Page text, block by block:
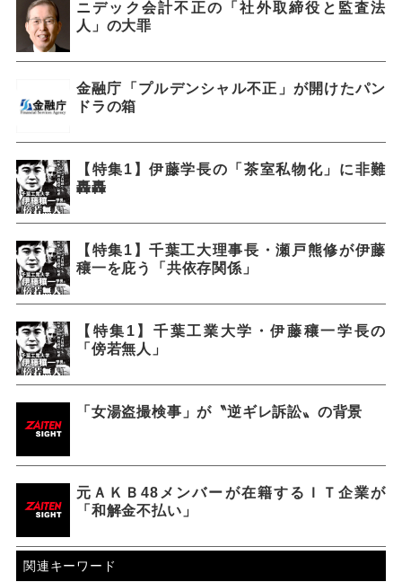
ニデック会計不正の「社外取締役と監査法
人」の大罪
金融庁「プルデンシャル不正」が開けたパン
ドラの箱
【特集1】伊藤学長の「茶室私物化」に非難
轟轟
【特集1】千葉工大理事長・瀬戸熊修が伊藤
穰一を庇う「共依存関係」
【特集1】千葉工業大学・伊藤穰一学長の
「傍若無人」
「女湯盗撮検事」が〝逆ギレ訴訟〟の背景
元ＡＫＢ48メンバーが在籍するＩＴ企業が
「和解金不払い」
関連キーワード